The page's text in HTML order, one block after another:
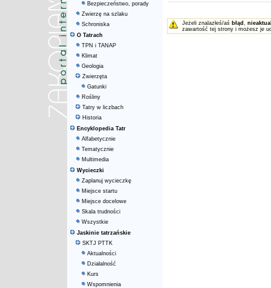
Bezpieczeństwo, porady
Zwierzę na szlaku
Schroniska
O Tatrach
TPN i TANAP
Klimat
Geologia
Zwierzęta
Gatunki
Rośliny
Tatry w liczbach
Historia
Encyklopedia Tatr
Alfabetycznie
Tematycznie
Multimedia
Wycieczki
Zaplanuj wycieczkę
Miejsce startu
Miejsce docelowe
Skala trudności
Wszystkie
Jaskinie tatrzańskie
SKTJ PTTK
Aktualności
Działalność
Kurs
Wspomnienia
Jeżeli znalazłeś/aś błąd ,
zawartość tej strony i możesz je